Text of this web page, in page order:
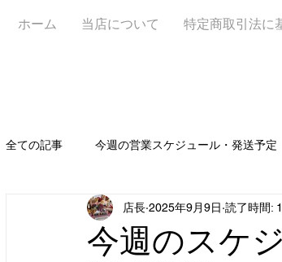
ホーム 当店について 特定商取引法に
全ての記事 今週の営業スケジュール・発送予定
お知らせ📝 新作🥐 定休日
今週のスケ
店長 2025年9月9日 読了時間: